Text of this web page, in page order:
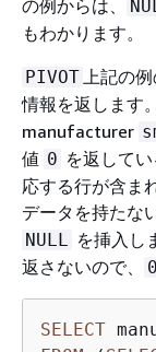
の例からは、
もわかります。
PIVOT 上記の
情報を返します。
manufacturer
値 0 を返してい
応する行が含ま
データを持たな
NULL を挿入し
返さないので、
0
SELECT